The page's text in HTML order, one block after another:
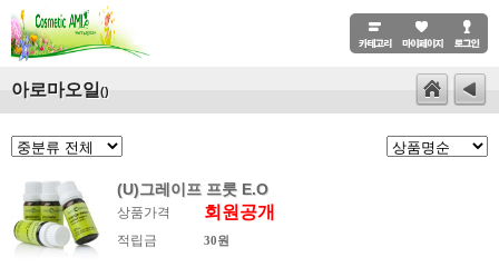
아로마오일 ()
(U)그레이프 프룻 E.O
상품가격 회원공개
적립금 30원